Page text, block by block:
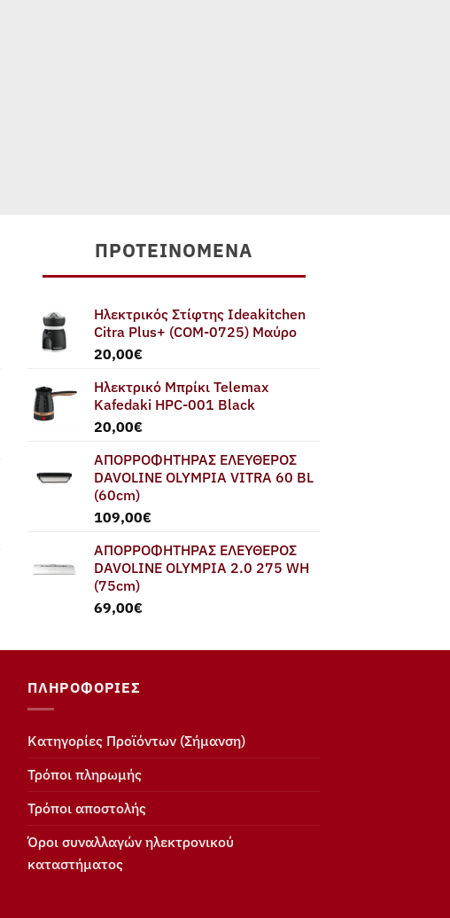
ΠΡΟΤΕΙΝΌΜΕΝΑ
Ηλεκτρικός Στίφτης Ideakitchen
Citra Plus+ (COM-0725) Μαύρο
20,00€
Ηλεκτρικό Μπρίκι Telemax
Kafedaki HPC-001 Black
20,00€
ΑΠΟΡΡΟΦΗΤΗΡΑΣ ΕΛΕΥΘΕΡΟΣ
DAVOLINE OLYMPIA VITRA 60 BL
(60cm)
109,00€
ΑΠΟΡΡΟΦΗΤΗΡΑΣ ΕΛΕΥΘΕΡΟΣ
DAVOLINE OLYMPIA 2.0 275 WH
(75cm)
69,00€
ΠΛΗΡΟΦΟΡΊΕΣ
Κατηγορίες Προϊόντων (Σήμανση)
Τρόποι πληρωμής
Τρόποι αποστολής
Όροι συναλλαγών ηλεκτρονικού
καταστήματος